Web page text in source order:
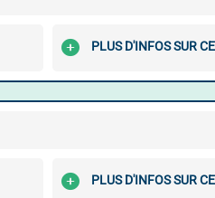
PLUS D'INFOS SUR
PLUS D'INFOS SUR